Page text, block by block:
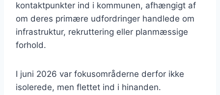
kontaktpunkter ind i kommunen, afhængigt af
om deres primære udfordringer handlede om
infrastruktur, rekruttering eller planmæssige
forhold.
I juni 2026 var fokusområderne derfor ikke
isolerede, men flettet ind i hinanden.